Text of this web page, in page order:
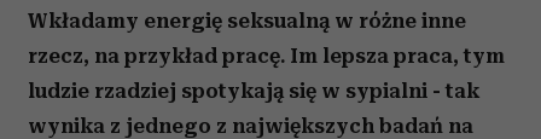
Wkładamy energię seksualną w różne inne
rzecz, na przykład pracę. Im lepsza praca, tym
ludzie rzadziej spotykają się w sypialni - tak
wynika z jednego z największych badań na